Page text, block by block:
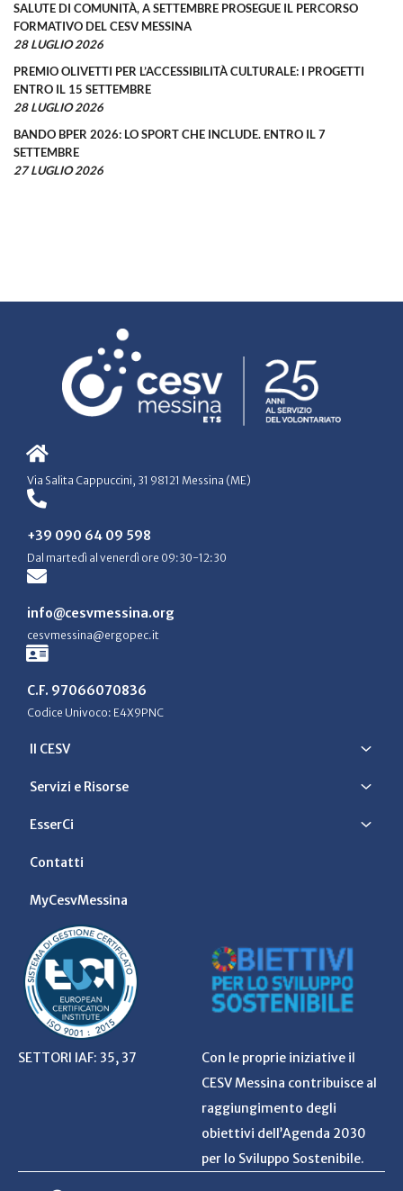
SALUTE DI COMUNITÀ, A SETTEMBRE PROSEGUE IL PERCORSO
FORMATIVO DEL CESV MESSINA
28 LUGLIO 2026
PREMIO OLIVETTI PER L’ACCESSIBILITÀ CULTURALE: I PROGETTI
ENTRO IL 15 SETTEMBRE
28 LUGLIO 2026
BANDO BPER 2026: LO SPORT CHE INCLUDE. ENTRO IL 7
SETTEMBRE
27 LUGLIO 2026
Via Salita Cappuccini, 31 98121 Messina (ME)
+39 090 64 09 598
Dal martedì al venerdì ore 09:30-12:30
info@cesvmessina.org
cesvmessina@ergopec.it
C.F. 97066070836
Codice Univoco: E4X9PNC
Il CESV
Servizi e Risorse
EsserCi
Contatti
MyCesvMessina
SETTORI IAF: 35, 37
Con le proprie iniziative il
CESV Messina contribuisce al
raggiungimento degli
obiettivi dell’Agenda 2030
per lo Sviluppo Sostenibile.